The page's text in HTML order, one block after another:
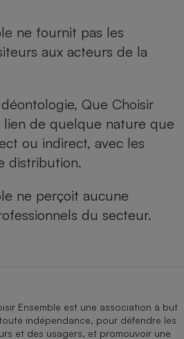
ne fournit pas les
aux acteurs de la
Que Choisir
lien de quelque nature que
ou indirect, avec les
distribution.
ne perçoit aucune
du secteur.
Ensemble est une association à but
indépendance, pour défendre les
et des usagers, et promouvoir une